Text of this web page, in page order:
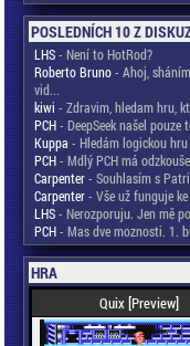
POSLEDNÍCH 10 Z
LHS- Není to HotRod?
Roberto Bruno- Ahoj,
vid...
kiwi - Zdravim, hledam hru,
PCH- DeepSeek našel pouze
Kuppa - Hledám logickou hru
PCH- Mdlý PCH má
Carpenter- Souhlasím s
Carpenter- Vše už funguje
LHS- Nerozporuju. Jen mě
PCH- Mas dve moznosti. 1.
HRA
Quix [Preview]